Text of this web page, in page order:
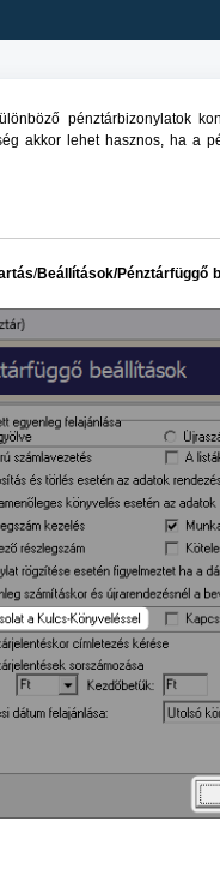
pénztárbizonylatok
akkor lehet hasznos, ha a
/Beállítások/Pénztárfüggő